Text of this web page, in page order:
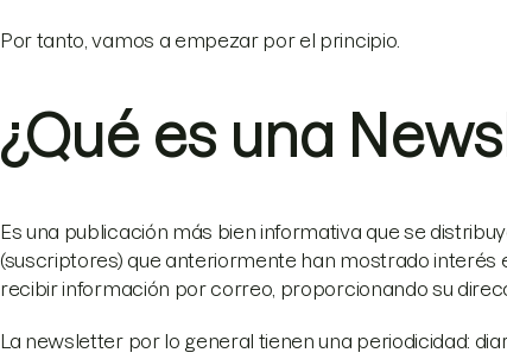
Por tanto, vamos a empezar por el principio.
¿Qué es una
Es una publicación más bien informativa que se
(suscriptores) que anteriormente han mostrado interés
recibir información por correo, proporcionando su
La newsletter por lo general tienen una periodicidad: